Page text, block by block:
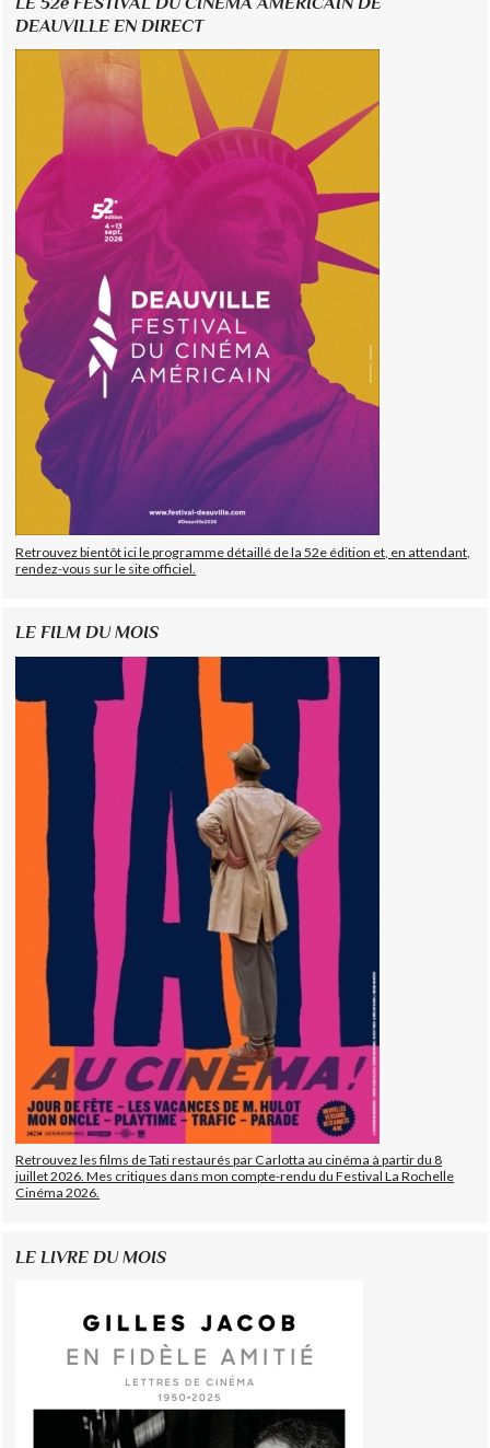
DEAUVILLE EN DIRECT
Retrouvez bientôt ici le programme détaillé de la 52e édition et, en attendant,
rendez-vous sur le site officiel.
LE FILM DU MOIS
Retrouvez les films de Tati restaurés par Carlotta au cinéma à partir du 8
juillet 2026. Mes critiques dans mon compte-rendu du Festival La Rochelle
Cinéma 2026.
LE LIVRE DU MOIS